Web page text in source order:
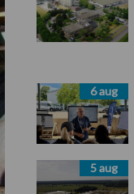
6 aug
5 aug